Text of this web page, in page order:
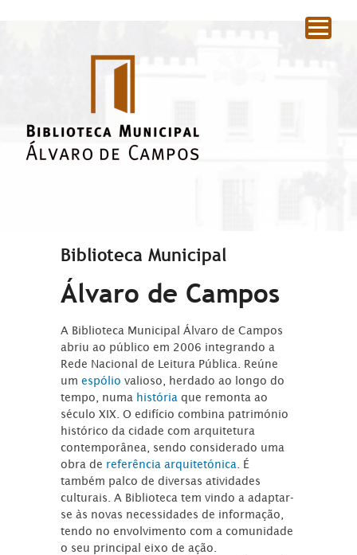
Biblioteca Municipal
Álvaro de Campos
A Biblioteca Municipal Álvaro de Campos
abriu ao público em 2006 integrando a
Rede Nacional de Leitura Pública. Reúne
umespóliovalioso, herdado ao longo do
tempo, numa história que remonta ao
século XIX. O edifício combina património
histórico da cidade com arquitetura
contemporânea, sendo considerado uma
obra de referência arquitetónica . É
também palco de diversas atividades
culturais. A Biblioteca tem vindo a adaptar-
se às novas necessidades de informação,
tendo no envolvimento com a comunidade
o seu principal eixo de ação.